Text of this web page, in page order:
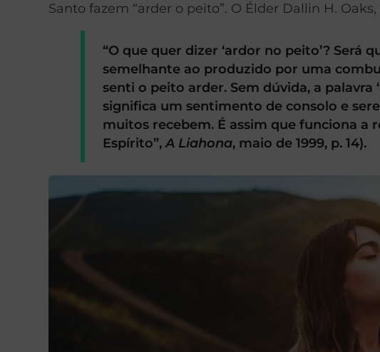
Santo fazem “arder o peito”. O Élder Dallin H.
“O que quer dizer ‘ardor no peito’? Será
semelhante ao produzido por uma
senti o peito arder. Sem dúvida, a palavra
significa um sentimento de consolo e
muitos recebem. É assim que funciona a
Espírito”,A Liahona, maio de 1999, p. 14).